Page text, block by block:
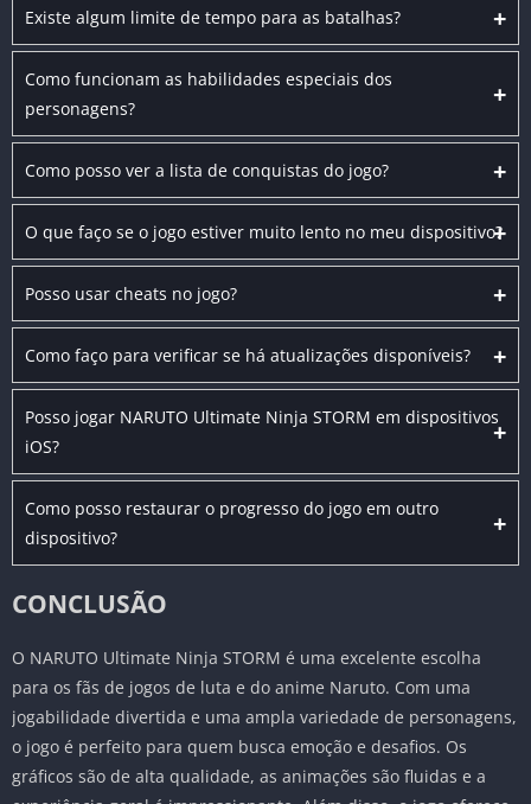
+
Existe algum limite de tempo para as batalhas?
+
Como funcionam as habilidades especiais dos
personagens?
+
Como posso ver a lista de conquistas do jogo?
+
O que faço se o jogo estiver muito lento no meu dispositivo?
+
Posso usar cheats no jogo?
+
Como faço para verificar se há atualizações disponíveis?
+
Posso jogar NARUTO Ultimate Ninja STORM em dispositivos
iOS?
+
Como posso restaurar o progresso do jogo em outro
dispositivo?
CONCLUSÃO
O NARUTO Ultimate Ninja STORM é uma excelente escolha
para os fãs de jogos de luta e do anime Naruto. Com uma
jogabilidade divertida e uma ampla variedade de personagens,
o jogo é perfeito para quem busca emoção e desafios. Os
gráficos são de alta qualidade, as animações são fluidas e a